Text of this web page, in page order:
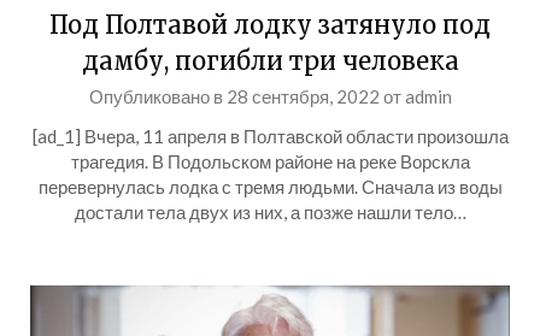
Под Полтавой лодку затянуло под
дамбу, погибли три человека
Опубликовано в 28 сентября, 2022 отadmin
[ad_1] Вчера, 11 апреля в Полтавской области произошла
трагедия. В Подольском районе на реке Ворскла
перевернулась лодка с тремя людьми. Сначала из воды
достали тела двух из них, а позже нашли тело…